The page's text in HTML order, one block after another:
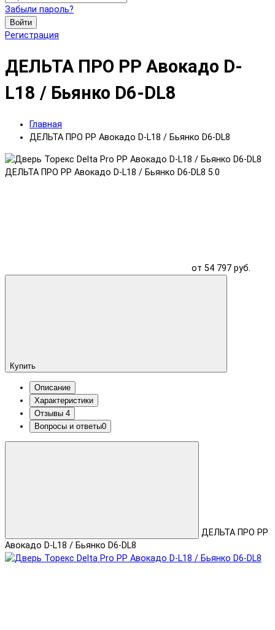
Забыли пароль?
Войти
Регистрация
ДЕЛЬТА ПРО PP Авокадо D-
L18 / Бьянко D6-DL8
Главная
ДЕЛЬТА ПРО PP Авокадо D-L18 / Бьянко D6-DL8
ДЕЛЬТА ПРО PP Авокадо D-L18 / Бьянко D6-DL8 5.0
от 54 797 руб.
Купить
Описание
Характеристики
Отзывы 4
Вопросы и ответы0
ДЕЛЬТА ПРО PP
Авокадо D-L18 / Бьянко D6-DL8